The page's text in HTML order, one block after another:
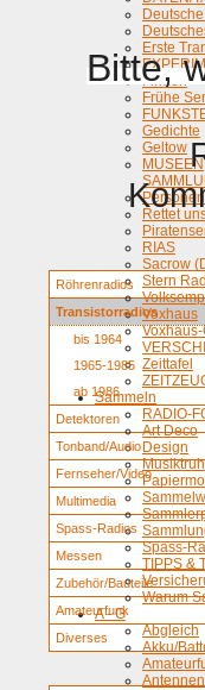
Erste
Firmen
Frühe
Gedichte
Geltow
MUSEEN
Personen
Rettet
RIAS
Sacrow
Stern
Voxhaus
Voxhaus-
Zeittafel
Sammeln
RADIO-
Art Deco
Design
Spass-
TIPPS &
Warum
A - G
Abgleich
Akku/
Antennen
Bitte,
Röhrenradios
Transistorradios
bis 1964
1965-1985
ab 1986
Detektoren
Tonband/Audio
Fernseher/Video
Multimedia
Spass-Radios
Messen
Zubehör/Bauteile
Amateurfunk
Diverses